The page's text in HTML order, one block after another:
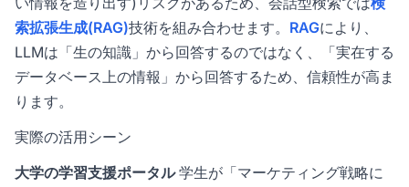
索拡張生成(RAG)技術を組み合わせます。 RAGにより、
LLMは「生の知識」から回答するのではなく、「実在する
データベース上の情報」から回答するため、信頼性が高ま
ります。
実際の活用シーン
大学の学習支援ポータル学生が「マーケティング戦略に